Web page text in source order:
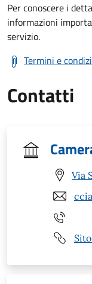
Per conoscere i
informazioni
servizio.
Termini e
Contatti
Via